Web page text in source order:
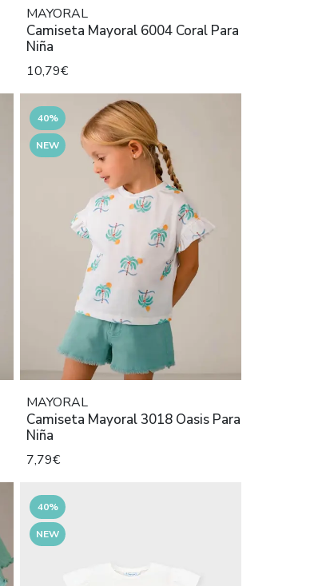
MAYORAL
Camiseta Mayoral 6004 Coral Para
Niña
10,79€
40%
NEW
MAYORAL
Camiseta Mayoral 3018 Oasis Para
Niña
7,79€
40%
NEW